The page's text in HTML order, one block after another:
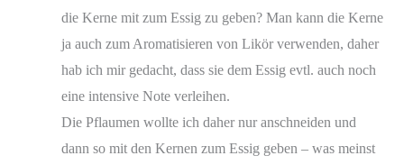
die Kerne mit zum Essig zu geben? Man kann die Kerne
ja auch zum Aromatisieren von Likör verwenden, daher
hab ich mir gedacht, dass sie dem Essig evtl. auch noch
eine intensive Note verleihen.
Die Pflaumen wollte ich daher nur anschneiden und
dann so mit den Kernen zum Essig geben – was meinst